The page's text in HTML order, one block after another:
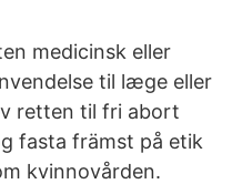
medicinsk eller
til læge eller
retten til fri abort
fasta främst på etik
kvinnovården.